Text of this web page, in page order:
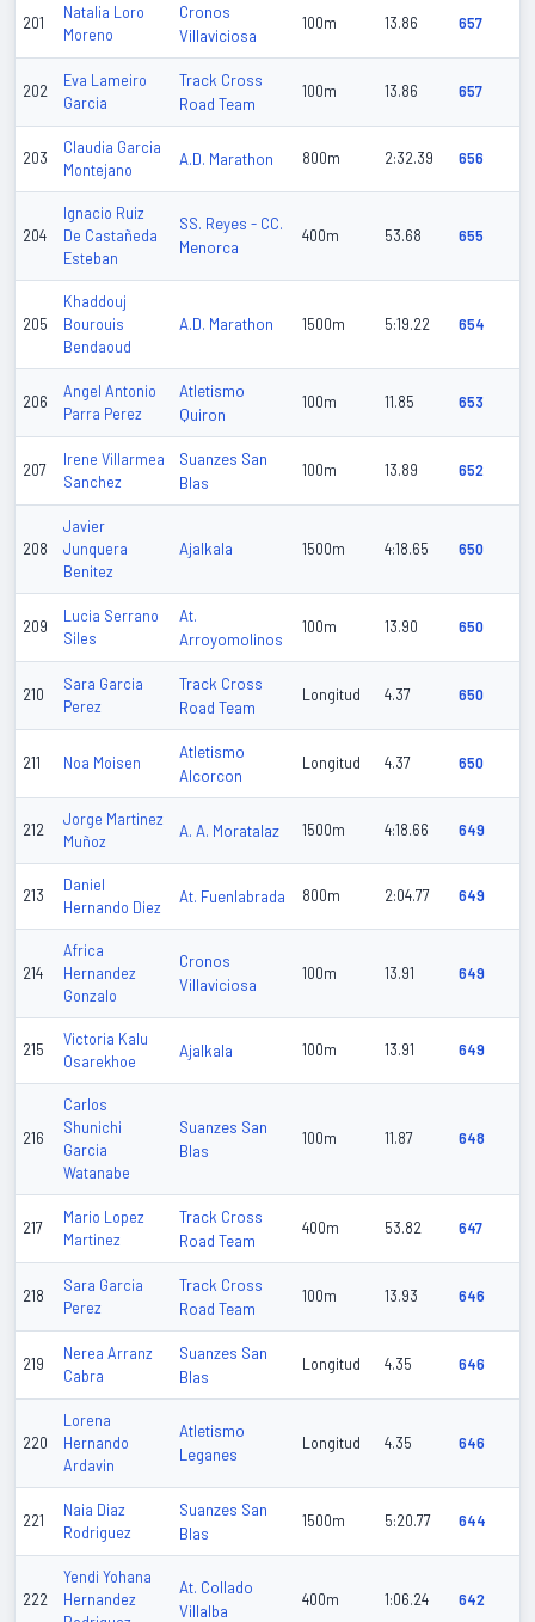
201
Natalia Loro
Moreno
Cronos
Villaviciosa
100m 13.86 657
202
Eva Lameiro
Garcia
Track Cross
Road Team
100m 13.86 657
203
Claudia Garcia
Montejano
A.D. Marathon 800m 2:32.39 656
204
Ignacio Ruiz
De Castañeda
Esteban
SS. Reyes - CC.
Menorca
400m 53.68 655
205
Khaddouj
Bourouis
Bendaoud
A.D. Marathon 1500m 5:19.22 654
206
Angel Antonio
Parra Perez
Atletismo
Quiron
100m 11.85 653
207
Irene Villarmea
Sanchez
Suanzes San
Blas
100m 13.89 652
208
Javier
Junquera
Benitez
Ajalkala 1500m 4:18.65 650
209
Lucia Serrano
Siles
At.
Arroyomolinos
100m 13.90 650
210
Sara Garcia
Perez
Track Cross
Road Team
Longitud 4.37 650
211 Noa Moisen
Atletismo
Alcorcon
Longitud 4.37 650
212
Jorge Martinez
Muñoz
A. A. Moratalaz 1500m 4:18.66 649
213
Daniel
Hernando Diez
At. Fuenlabrada 800m 2:04.77 649
214
Africa
Hernandez
Gonzalo
Cronos
Villaviciosa
100m 13.91 649
215
Victoria Kalu
Osarekhoe
Ajalkala 100m 13.91 649
216
Carlos
Shunichi
Garcia
Watanabe
Suanzes San
Blas
100m 11.87 648
217
Mario Lopez
Martinez
Track Cross
Road Team
400m 53.82 647
218
Sara Garcia
Perez
Track Cross
Road Team
100m 13.93 646
219
Nerea Arranz
Cabra
Suanzes San
Blas
Longitud 4.35 646
220
Lorena
Hernando
Ardavin
Atletismo
Leganes
Longitud 4.35 646
221
Naia Diaz
Rodriguez
Suanzes San
Blas
1500m 5:20.77 644
222
Yendi Yohana
Hernandez
At. Collado
Villalba
400m 1:06.24 642